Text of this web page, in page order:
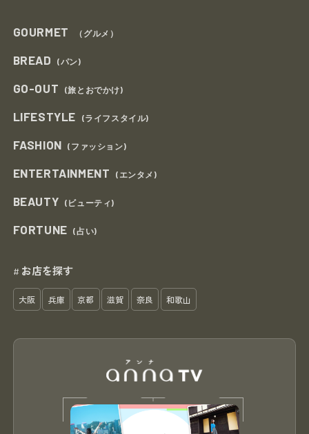
GOURMET （グルメ）
BREAD (パン)
GO-OUT (旅とおでかけ)
LIFESTYLE (ライフスタイル)
FASHION (ファッション)
ENTERTAINMENT (エンタメ)
BEAUTY (ビューティ)
FORTUNE (占い)
# お店を探す
大阪 兵庫 京都 滋賀 奈良 和歌山